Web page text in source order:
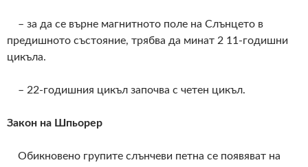
– за да се върне магнитното поле на Слънцето в
предишното състояние, трябва да минат 2 11-годишни
цикъла.
– 22-годишния цикъл започва с четен цикъл.
Закон на Шпьорер
Обикновено групите слънчеви петна се появяват на